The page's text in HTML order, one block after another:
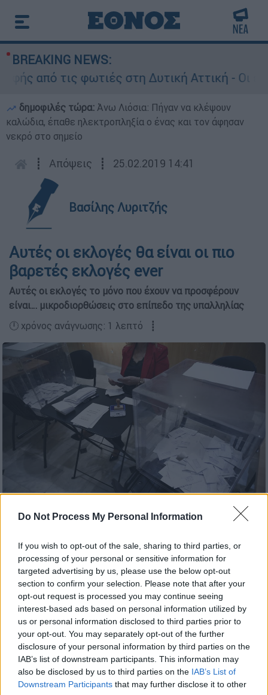
Do Not Process My Personal Information
If you wish to opt-out of the sale, sharing to third parties, or
processing of your personal or sensitive information for
targeted advertising by us, please use the below opt-out
section to confirm your selection. Please note that after your
opt-out request is processed you may continue seeing
interest-based ads based on personal information utilized by
us or personal information disclosed to third parties prior to
your opt-out. You may separately opt-out of the further
disclosure of your personal information by third parties on the
IAB’s list of downstream participants. This information may
also be disclosed by us to third parties on the IAB’s List of
Downstream Participants that may further disclose it to other
BREAKING NEWS:
από τις φωτιές στη Δυτική Αττική - Οι
δημοφιλές τώρα: Άνω Λιόσια: Πήγαν να κλέψουν
καλώδια, έπαθε ηλεκτροπληξία ο ένας και τον άφησαν
νεκρό στο σημείο
┋ Απόψεις ┋ 25.02.2019 14:41
Βασίλης Λυριτζής
Αυτές οι εκλογές θα είναι οι πιο
βαρετές εκλογές ever
Αυτές οι εκλογές το µόνο που έχουν να προσφέρουν
είναι… µικροδιορθώσεις στο επίπεδο της υπαλληλίας
🕛 χρόνος ανάγνωσης: 1 λεπτό ┋
Προσθέστε το ΕΘΝΟΣ στη Google
Σε µια ολόκληρη διαδροµή οι µατιές είναι
διαφορετικές για όσα συµβαίνουν γύρω µας.
Aλλα είναι πιο τρυφερά, άλλα πιο
προσεκτικά, τα περισσότερα πιο ρεαλιστικά,
αλλά είναι βέβαιο ότι η πλειοψηφία έχει πια
µια βαριά άποψη για τα πράγµατα.
Και ίσως αυτό διαµορφώνει και τα σύγχρονα